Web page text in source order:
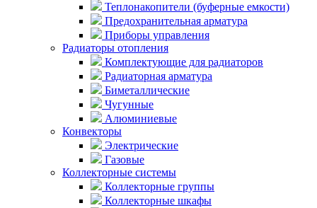
Теплонакопители (буферные емкости)
Предохранительная арматура
Приборы управления
Радиаторы отопления
Комплектующие для радиаторов
Радиаторная арматура
Биметаллические
Чугунные
Алюминиевые
Конвекторы
Электрические
Газовые
Коллекторные системы
Коллекторные группы
Коллекторные шкафы